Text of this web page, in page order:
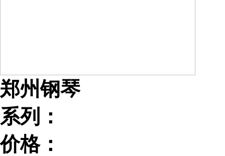
郑州钢琴
系列：
价格：